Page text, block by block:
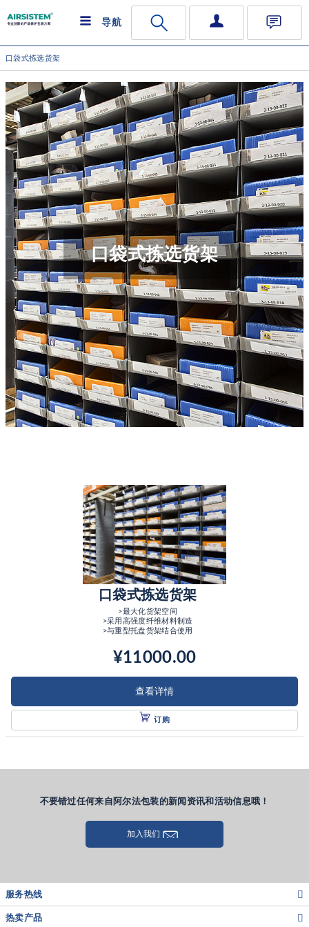
导航
口袋式拣选货架
口袋式拣选货架
口袋式拣选货架
>最大化货架空间
>采用高强度纤维材料制造
>与重型托盘货架结合使用
¥11000.00
查看详情
订购
不要错过任何来自阿尔法包装的新闻资讯和活动信息哦！
加入我们
服务热线
热卖产品